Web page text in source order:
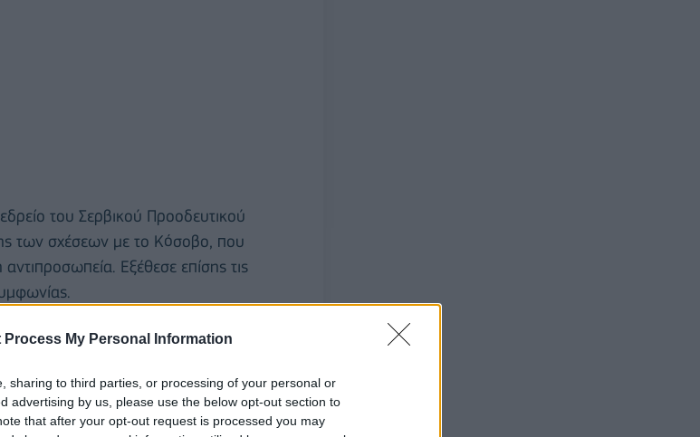
Process My Personal Information
sharing to third parties, or processing of your personal or
advertising by us, please use the below opt-out section to
that after your opt-out request is processed you may
του Σερβικού Προοδευτικού
των σχέσεων με το Κόσοβο, που
Εξέθεσε επίσης τις
η Σερβία να μην αποδεχθεί
δήλωσε στο τηλεοπτικό
έντονα.